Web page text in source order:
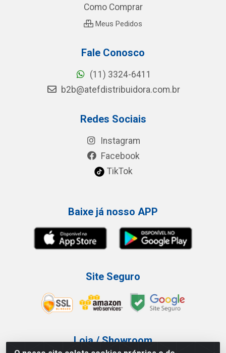
Como Comprar
Meus Pedidos
Fale Conosco
(11) 3324-6411
b2b@atefdistribuidora.com.br
Redes Sociais
Instagram
Facebook
TikTok
Baixe já nosso APP
Site Seguro
Loja / Showroom